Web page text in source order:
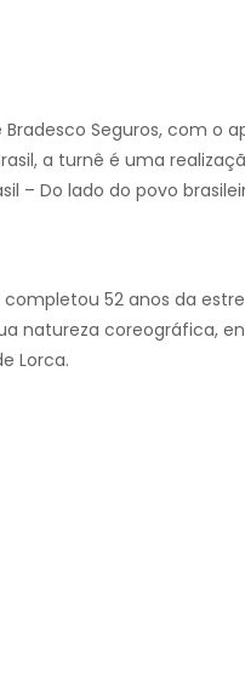
Seguros, com o
a turnê é uma
– Do lado do povo
completou 52 anos da
natureza coreográfica,
Lorca.